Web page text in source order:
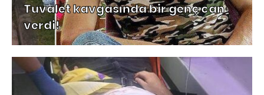
Tuvalet kavgasında bir genç can
verdi!